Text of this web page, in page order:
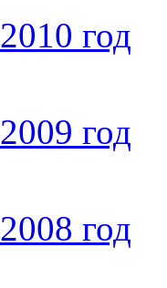
год
год
год